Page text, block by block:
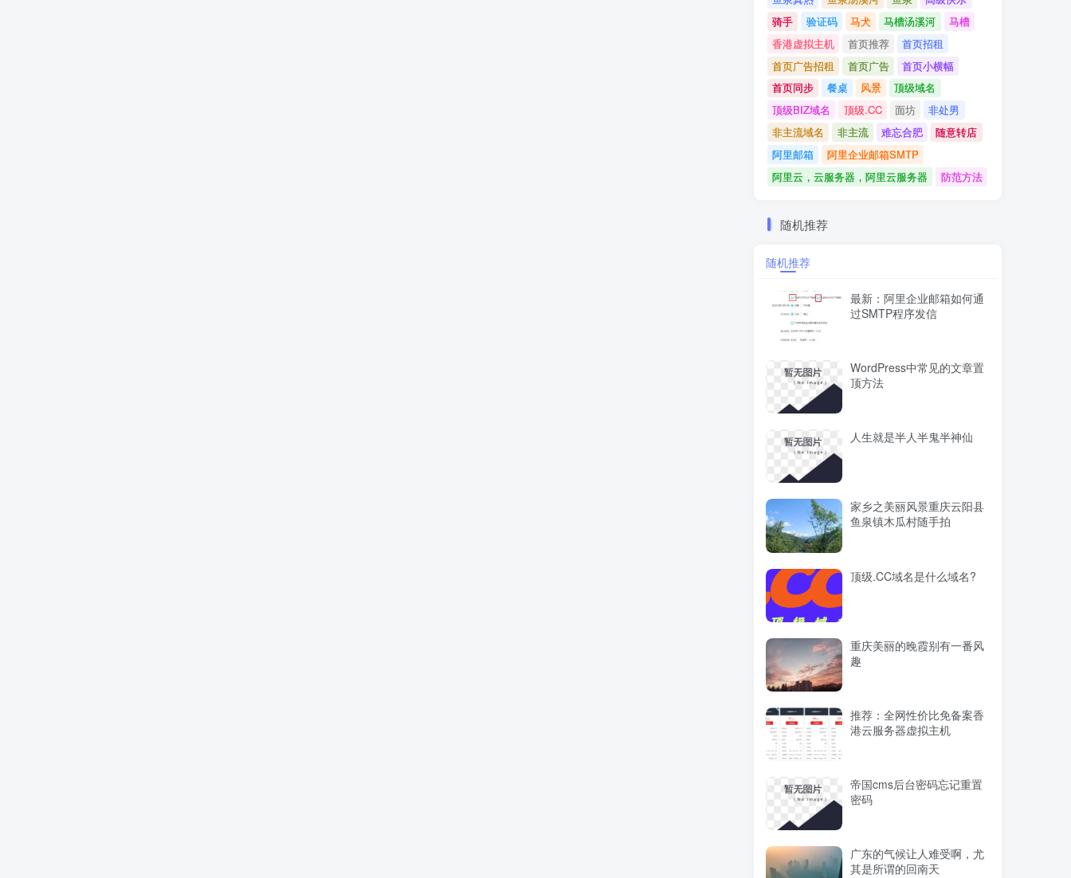
骑手
验证码 马犬 马槽汤溪河
马槽
香港虚拟主机
首页推荐
首页招租
首页广告招租
首页广告
首页小横幅
首页同步
餐桌 风景
顶级域名
顶级BIZ域名
顶级.CC 面坊
非处男
非主流域名
非主流 难忘合肥
随意转店
阿里邮箱
阿里企业邮箱SMTP
阿里云，云服务器，阿里云服务器
防范方法
随机推荐
随机推荐
最新：阿里企业邮箱如何通
过SMTP程序发信
WordPress中常见的文章置
顶方法
人生就是半人半鬼半神仙
家乡之美丽风景重庆云阳县
鱼泉镇木瓜村随手拍
顶级.CC域名是什么域名?
重庆美丽的晚霞别有一番风
趣
推荐：全网性价比免备案香
港云服务器虚拟主机
帝国cms后台密码忘记重置
密码
广东的气候让人难受啊，尤
其是所谓的回南天